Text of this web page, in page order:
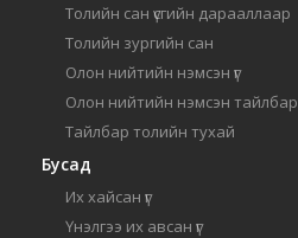
Толийн сан үсгийн дарааллаар
Толийн зургийн сан
Олон нийтийн нэмсэн үг
Олон нийтийн нэмсэн тайлбар
Тайлбар толийн тухай
Бусад
Их хайсан үг
Үнэлгээ их авсан үг